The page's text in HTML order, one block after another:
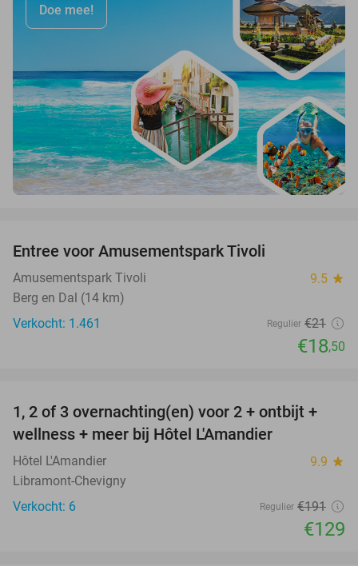
Doe mee!
Entree voor Amusementspark Tivoli
Amusementspark Tivoli 9.5 star
Berg en Dal (14 km)
Verkocht: 1.461
Regulier €21
€18,50
32%
TODAY
1, 2 of 3 overnachting(en) voor 2 + ontbijt +
wellness + meer bij Hôtel L'Amandier
Hôtel L'Amandier 9.9 star
Libramont-Chevigny
Verkocht: 6
Regulier €191
€129